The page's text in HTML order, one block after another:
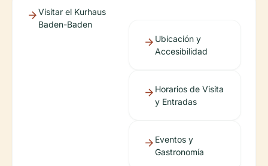
Visitar el Kurhaus
Baden-Baden
Ubicación y
Accesibilidad
Horarios de Visita
y Entradas
Eventos y
Gastronomía